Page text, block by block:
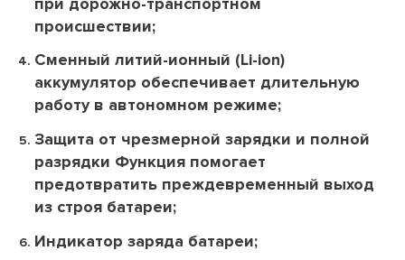
происшествии;
Сменный литий-ионный (Li-ion)
аккумулятор обеспечивает длительную
работу в автономном режиме;
Защита от чрезмерной зарядки и полной
разрядки Функция помогает
предотвратить преждевременный выход
из строя батареи;
Индикатор заряда батареи;